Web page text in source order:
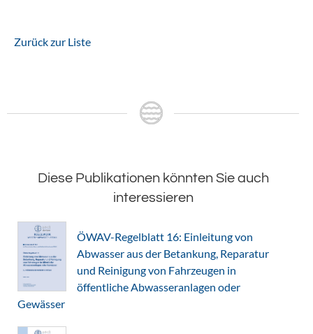
Zurück zur Liste
Diese Publikationen könnten Sie auch
interessieren
ÖWAV-Regelblatt 16: Einleitung von
Abwasser aus der Betankung, Reparatur
und Reinigung von Fahrzeugen in
öffentliche Abwasseranlagen oder
Gewässer